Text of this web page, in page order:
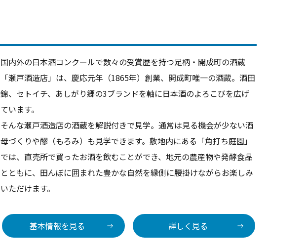
国内外の日本酒コンクールで数々の受賞歴を持つ足柄・開成町の酒蔵
「瀬戸酒造店」は、慶応元年（1865年）創業、開成町唯一の酒蔵。酒田
錦、セトイチ、あしがり郷の3ブランドを軸に日本酒のよろこびを広げ
ています。
そんな瀬戸酒造店の酒蔵を解説付きで見学。通常は見る機会が少ない酒
母づくりや醪（もろみ）も見学できます。敷地内にある「角打ち庭園」
では、直売所で買ったお酒を飲むことができ、地元の農産物や発酵食品
とともに、田んぼに囲まれた豊かな自然を縁側に腰掛けながらお楽しみ
いただけます。
基本情報を見る 詳しく見る